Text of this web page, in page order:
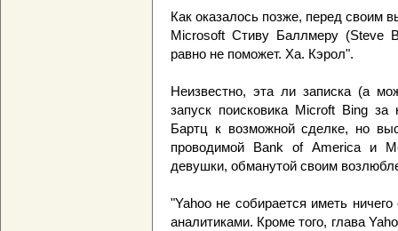
Как оказалось позже, перед своим
Microsoft Стиву Баллмеру (Steve
равно не поможет. Ха. Кэрол".
Неизвестно, эта ли записка (а
запуск поисковика Microft Bing
Бартц к возможной сделке, но
проводимой Bank of America и
девушки, обманутой своим
"Yahoo не собирается иметь
аналитиками. Кроме того, глава